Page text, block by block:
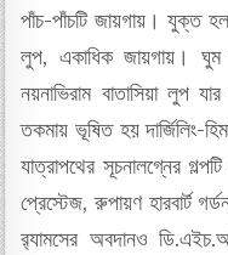
পাঁচ-পাঁচটি জায়গায়। যুক্ত
লুপ, একাধিক জায়গায়। ঘুম
নয়নাভিরাম বাতাসিয়া লুপ
তকমায় ভূষিত হয় দার্জিলিং-
যাত্রাপথের সূচনালগ্নের
প্রেস্টেজ, রুপায়ণ হারবার্ট
র‍্যামসের অবদানও